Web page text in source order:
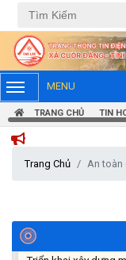
MENU
TRANG CHỦ TIN
CHÀO
Trang Chủ An toàn
Thông báo tiếp nhận
hành chính
(07/08/2026)
Thông báo về thực
các văn bản quy
(04/08/2026)
Thông báo cảnh
Triển khai xây dựng